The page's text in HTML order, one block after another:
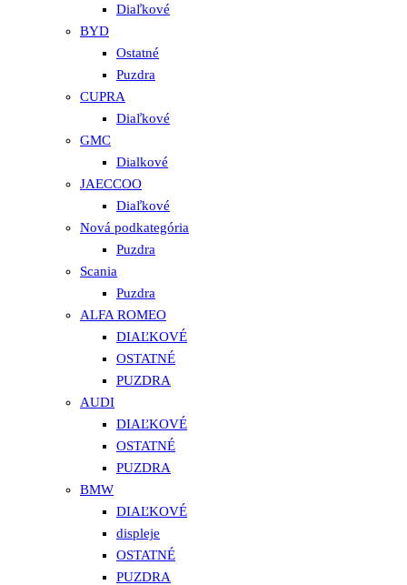
Diaľkové
BYD
Ostatné
Puzdra
CUPRA
Diaľkové
GMC
Dialkové
JAECCOO
Diaľkové
Nová podkategória
Puzdra
Scania
Puzdra
ALFA ROMEO
DIAĽKOVÉ
OSTATNÉ
PUZDRA
AUDI
DIAĽKOVÉ
OSTATNÉ
PUZDRA
BMW
DIAĽKOVÉ
displeje
OSTATNÉ
PUZDRA